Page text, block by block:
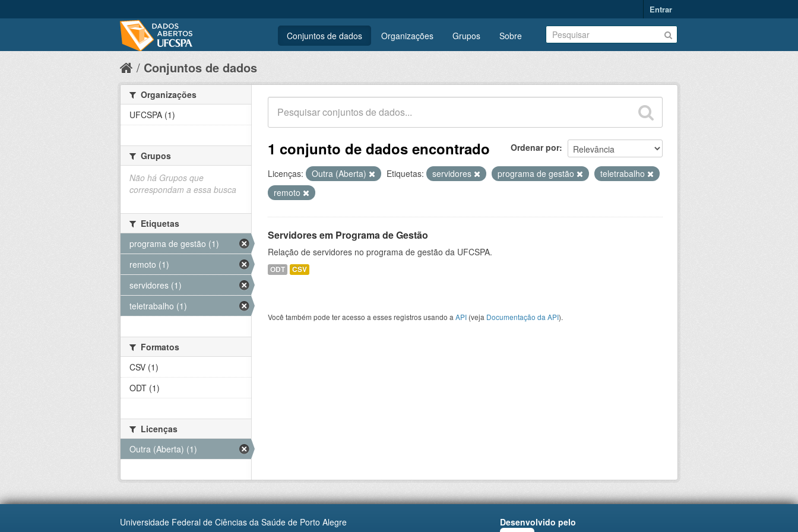
Entrar
Conjuntos de dados Organizações Grupos Sobre
Conjuntos de dados
Ordenar por
1 conjunto de dados encontrado
Licenças: Outra (Aberta) Etiquetas: servidores programa de gestão
teletrabalho
remoto
Servidores em Programa de Gestão
Relação de servidores no programa de gestão da UFCSPA.
ODT CSV
Você também pode ter acesso a esses registros usando a API (veja Documentação da API).
Organizações
UFCSPA (1)
Grupos
Não há Grupos que
correspondam a essa busca
Etiquetas
programa de gestão (1)
remoto (1)
servidores (1)
teletrabalho (1)
Formatos
CSV (1)
ODT (1)
Licenças
Outra (Aberta) (1)
Universidade Federal de Ciências da Saúde de Porto Alegre
Desenvolvido pelo